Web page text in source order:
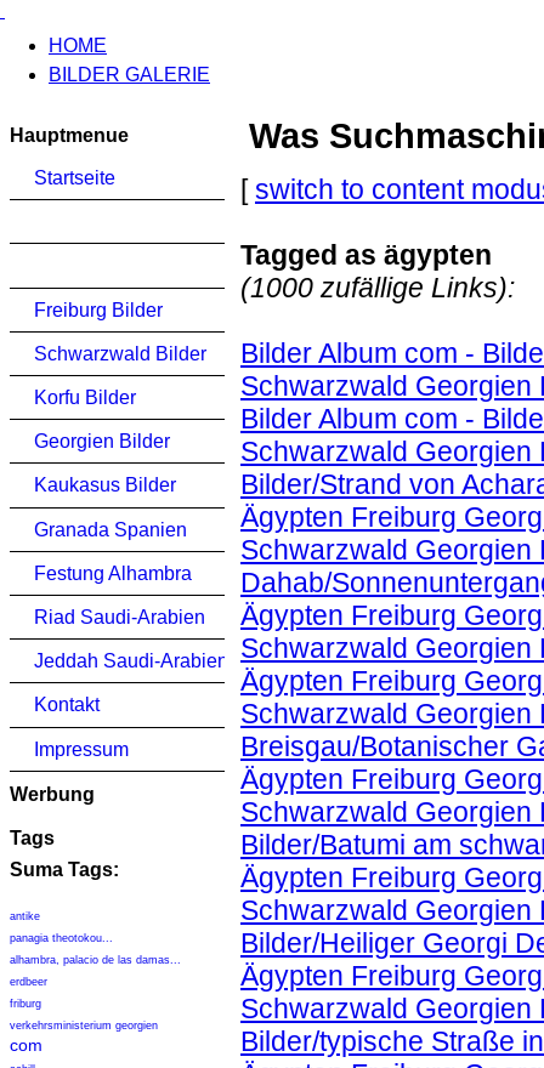
HOME
BILDER GALERIE
Hauptmenue
Startseite
Freiburg Bilder
Schwarzwald Bilder
Korfu Bilder
Georgien Bilder
Kaukasus Bilder
Granada Spanien
Festung Alhambra
Riad Saudi-Arabien
Jeddah Saudi-Arabien
Kontakt
Impressum
Werbung
Tags
Suma Tags:
antike
panagia theotokou...
alhambra, palacio de las damas...
erdbeer
friburg
verkehrsministerium georgien
com
Was
[switch to content
Tagged as ägypten
(1000 zufällige Links):
Bilder Album com -
Schwarzwald Georgien
Bilder Album com -
Schwarzwald Georgien
Bilder/Strand von
Ägypten Freiburg
Schwarzwald Georgien
Dahab/
Ägypten Freiburg
Schwarzwald Georgien
Ägypten Freiburg
Schwarzwald Georgien
Breisgau/Botanischer
Ägypten Freiburg
Schwarzwald Georgien
Bilder/Batumi am
Ägypten Freiburg
Schwarzwald Georgien
Bilder/Heiliger Georgi
Ägypten Freiburg
Schwarzwald Georgien
Bilder/typische Straße